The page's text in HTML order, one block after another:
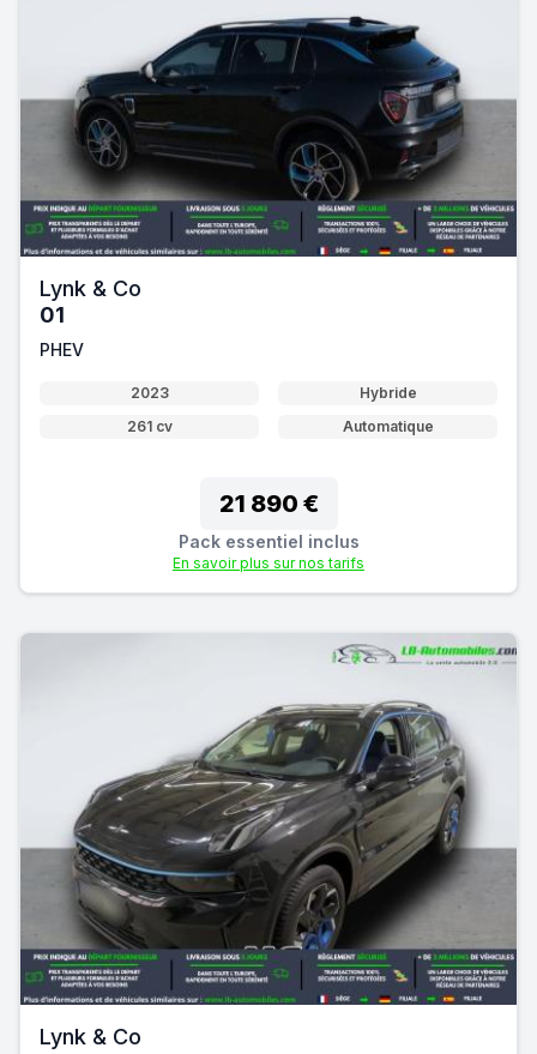
Lynk & Co
01
PHEV
2023
Hybride
261 cv
Automatique
21 890 €
Pack essentiel inclus
En savoir plus sur nos tarifs
Lynk & Co